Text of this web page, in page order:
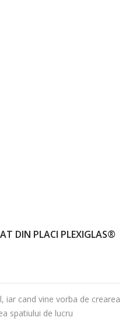
DIN PLACI PLEXIGLAS®
iar cand vine vorba de crearea
spatiului de lucru